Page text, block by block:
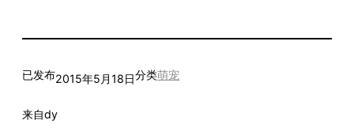
已发布2015年5月18日分类萌宠
来自dy